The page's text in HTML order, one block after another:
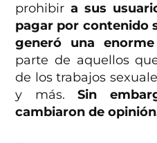
prohibira sus
pagar por contenido
generó una
parte de aquellos
de los trabajos
y más. Sin
cambiaron de